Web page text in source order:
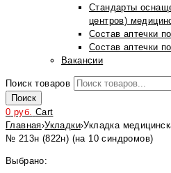
Стандарты
центров)
Состав аптечки
Состав аптечки
Вакансии
Поиск товаров
Поиск
0 руб. Cart
Главная›Укладки›Укладка
№ 213н (822н) (на 10 синдромов)
Выбрано: